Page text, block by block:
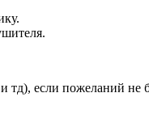
если пожеланий не